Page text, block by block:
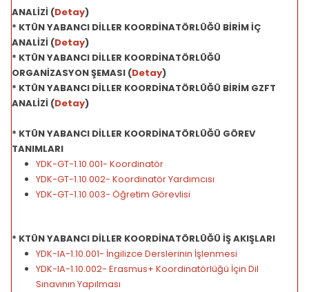
ANALİZİ (Detay)
* KTÜN YABANCI DİLLER KOORDİNATÖRLÜĞÜ BİRİM İÇ
ANALİZİ (Detay)
* KTÜN YABANCI DİLLER KOORDİNATÖRLÜĞÜ
ORGANİZASYON ŞEMASI (Detay)
* KTÜN YABANCI DİLLER KOORDİNATÖRLÜĞÜ BİRİM GZFT
ANALİZİ (Detay)
* KTÜN YABANCI DİLLER KOORDİNATÖRLÜĞÜ GÖREV
TANIMLARI
YDK-GT-1.10.001- Koordinatör
YDK-GT-1.10.002- Koordinatör Yardımcısı
YDK-GT-1.10.003- Öğretim Görevlisi
* KTÜN YABANCI DİLLER KOORDİNATÖRLÜĞÜ İŞ AKIŞLARI
YDK-IA-1.10.001- İngilizce Derslerinin İşlenmesi
YDK-IA-1.10.002- Erasmus+ Koordinatörlüğü İçin Dil
Sınavının Yapılması